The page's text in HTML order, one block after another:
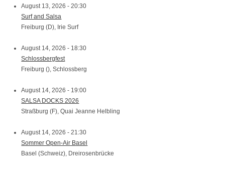
August 13, 2026 - 20:30
Surf and Salsa
Freiburg (D), Irie Surf
August 14, 2026 - 18:30
Schlossbergfest
Freiburg (), Schlossberg
August 14, 2026 - 19:00
SALSA DOCKS 2026
Straßburg (F), Quai Jeanne Helbling
August 14, 2026 - 21:30
Sommer Open-Air Basel
Basel (Schweiz), Dreirosenbrücke